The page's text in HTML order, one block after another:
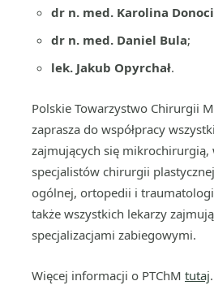
dr n. med. Karolina
dr n. med. Daniel Bula;
lek. Jakub Opyrchał.
Polskie Towarzystwo Chirurgii
zaprasza do współpracy
zajmujących się mikrochirurgią,
specjalistów chirurgii
ogólnej, ortopedii i
także wszystkich lekarzy
specjalizacjami zabiegowymi.
Więcej informacji o PTChM tutaj.